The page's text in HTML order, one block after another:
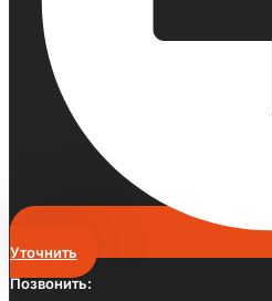
Уточнить
Позвонить: